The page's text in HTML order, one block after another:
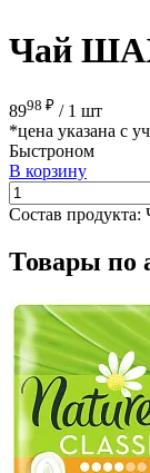
Чай
8998 ₽ / 1 шт
*цена указана с
Быстроном
В корзину
Состав продукта:
Товары по